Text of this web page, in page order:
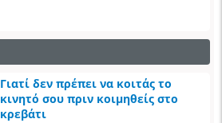
Γιατί δεν πρέπει να κοιτάς το
κινητό σου πριν κοιμηθείς στο
κρεβάτι